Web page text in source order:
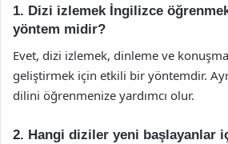
1. Dizi izlemek İngilizce
yöntem midir?
Evet, dizi izlemek, dinleme ve
geliştirmek için etkili bir yöntemdir.
dilini öğrenmenize yardımcı olur.
2. Hangi diziler yeni başlayanlar